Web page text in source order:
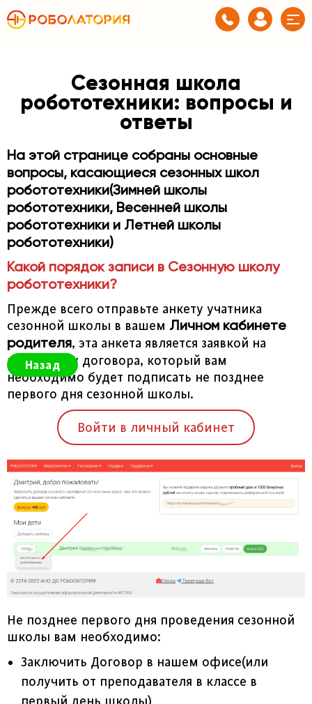
Назад
Сезонная школа
робототехники: вопросы и
ответы
На этой странице собраны основные
вопросы, касающиеся сезонных школ
робототехники(Зимней школы
робототехники, Весенней школы
робототехники и Летней школы
робототехники)
Какой порядок записи в Сезонную школу
робототехники?
Прежде всего отправьте анкету учатника
сезонной школы в вашем Личном кабинете
родителя, эта анкета является заявкой на
подготовку договора, который вам
необходимо будет подписать не позднее
первого дня сезонной школы.
Войти в личный кабинет
Не позднее первого дня проведения сезонной
школы вам необходимо:
Заключить Договор в нашем офисе(или
получить от преподавателя в классе в
первый день школы)